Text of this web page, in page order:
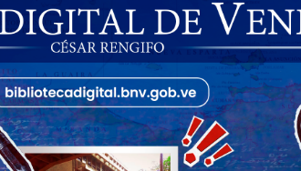
año CXXXIII Mes V, Caracas 09 de marzo
Bor